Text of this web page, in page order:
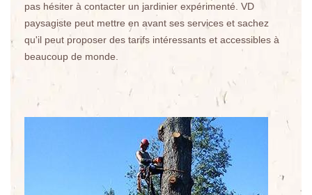
pas hésiter à contacter un jardinier expérimenté. VD
paysagiste peut mettre en avant ses services et sachez
qu'il peut proposer des tarifs intéressants et accessibles à
beaucoup de monde.